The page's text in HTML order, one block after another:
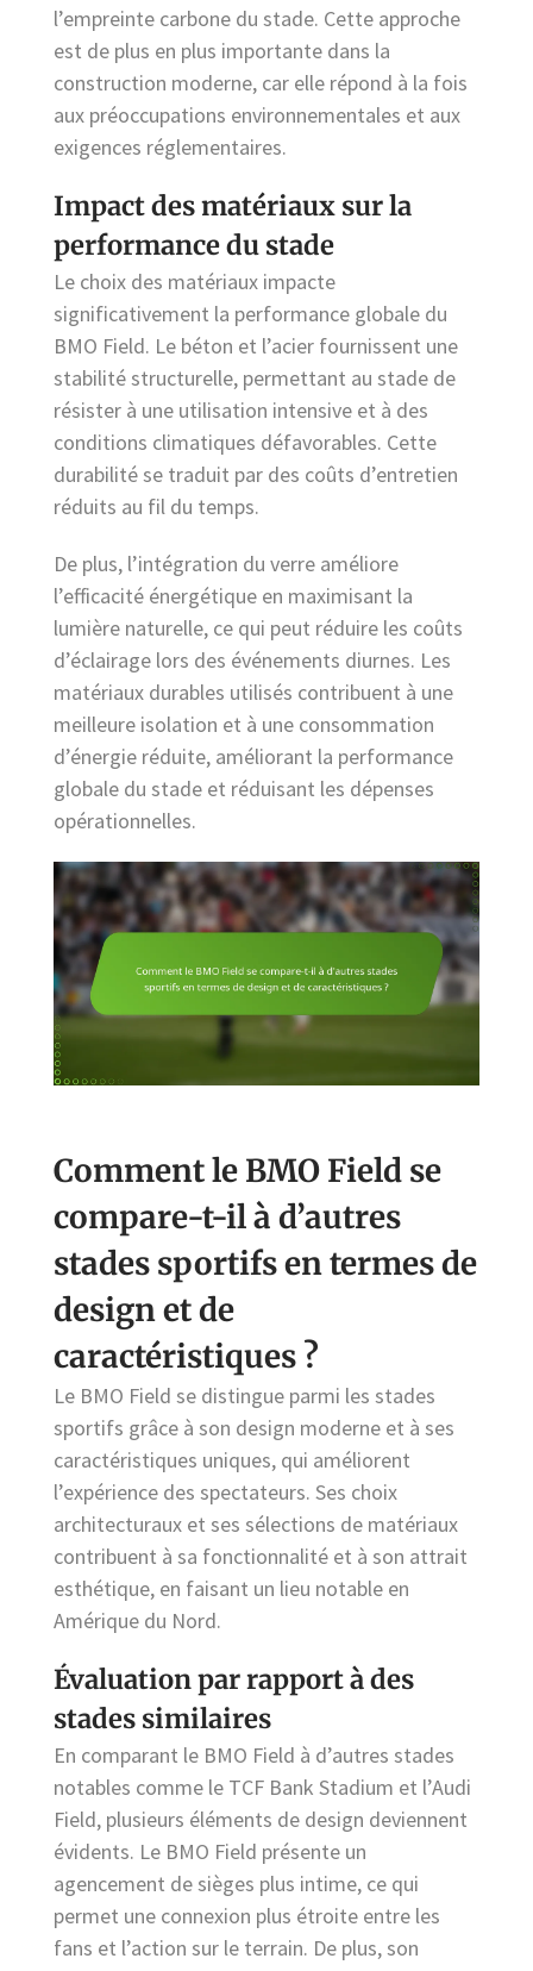
l’empreinte carbone du stade. Cette approche
est de plus en plus importante dans la
construction moderne, car elle répond à la fois
aux préoccupations environnementales et aux
exigences réglementaires.
Impact des matériaux sur la
performance du stade
Le choix des matériaux impacte
significativement la performance globale du
BMO Field. Le béton et l’acier fournissent une
stabilité structurelle, permettant au stade de
résister à une utilisation intensive et à des
conditions climatiques défavorables. Cette
durabilité se traduit par des coûts d’entretien
réduits au fil du temps.
De plus, l’intégration du verre améliore
l’efficacité énergétique en maximisant la
lumière naturelle, ce qui peut réduire les coûts
d’éclairage lors des événements diurnes. Les
matériaux durables utilisés contribuent à une
meilleure isolation et à une consommation
d’énergie réduite, améliorant la performance
globale du stade et réduisant les dépenses
opérationnelles.
Comment le BMO Field se
compare-t-il à d’autres
stades sportifs en termes de
design et de
caractéristiques ?
Le BMO Field se distingue parmi les stades
sportifs grâce à son design moderne et à ses
caractéristiques uniques, qui améliorent
l’expérience des spectateurs. Ses choix
architecturaux et ses sélections de matériaux
contribuent à sa fonctionnalité et à son attrait
esthétique, en faisant un lieu notable en
Amérique du Nord.
Évaluation par rapport à des
stades similaires
En comparant le BMO Field à d’autres stades
notables comme le TCF Bank Stadium et l’Audi
Field, plusieurs éléments de design deviennent
évidents. Le BMO Field présente un
agencement de sièges plus intime, ce qui
permet une connexion plus étroite entre les
fans et l’action sur le terrain. De plus, son